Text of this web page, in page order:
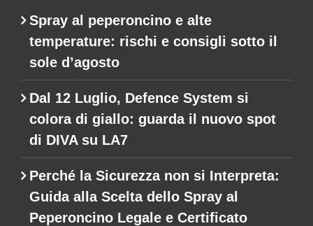
Spray al peperoncino e alte
temperature: rischi e consigli sotto il
sole d’agosto
Dal 12 Luglio, Defence System si
colora di giallo: guarda il nuovo spot
di DIVA su LA7
Perché la Sicurezza non si Interpreta:
Guida alla Scelta dello Spray al
Peperoncino Legale e Certificato